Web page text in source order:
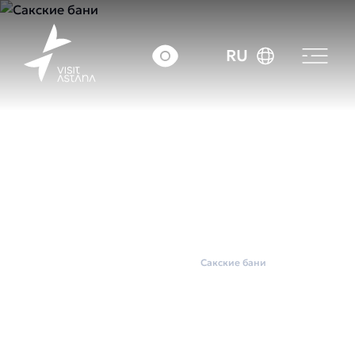
RU
Сакские бани